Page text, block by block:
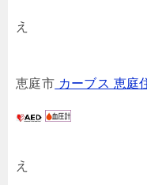
え
恵庭市 カーブス 恵庭
え